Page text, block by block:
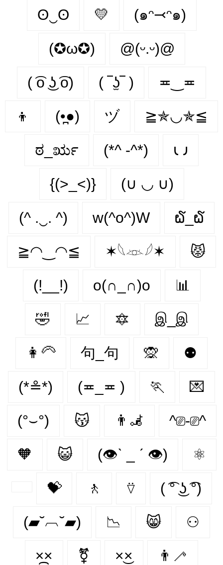
ʘ‿ʘ 💛 (๑ᵔ⤙ᵔ๑)
(✪ω✪) @(ᵕ.ᵕ)@
( ͡o ͜ʖ ͡o) ( ‾ʖ̫‾ ) ≖‿≖
👦 (•̪●) ヅ ≧✯◡✯≦
ಠ_ರೃ (*^ -^*) 𐑧 𐑨
{(>_<)} (∪ ◡ ∪)
(^ .‿. ^) w(^o^)W ໖_໖
≧◠‿◠≦ ✶𓆩𓁺𓆪✶ 😾
(!__!) o(∩_∩)o 📊
🤣 📈 🔯 இ_இ
👩‍🦳 句_句 🙊 ⚉
(*≗*) (≖_≖ ) 🏃‍ 💌
(°⌣°) 😽 👨‍🦼‍️ ^⎚-⎚^
🧡 😺 (👁ˋ _ ˊ 👁) ⚛
💝 🚶‍ ⍢ ( ͡° ͜ʖ ͡°)
(▰˘︹˘▰) 📉 😸 ⚇
×᷼× ⚧ ×͜× 👨‍🦯‍